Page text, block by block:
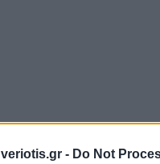
veriotis.gr - Do Not